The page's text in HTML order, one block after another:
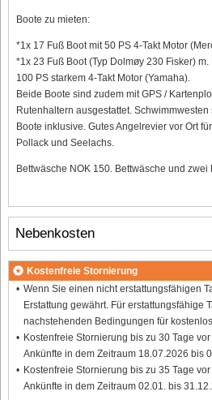
Boote zu mieten:
*1x 17 Fuß Boot mit 50 PS 4-Takt Motor
*1x 23 Fuß Boot (Typ Dolmøy 230 Fisker)
100 PS starkem 4-Takt Motor (Yamaha).
Beide Boote sind zudem mit GPS /
Rutenhaltern ausgestattet.
Boote inklusive. Gutes Angelrevier vor Ort
Pollack und Seelachs.
Bettwäsche NOK 150. Bettwäsche und
Nebenkosten
Kostenfreie Stornierung
Wenn Sie einen nicht erstattungsfähigen
Erstattung gewährt. Für erstattungsfähige
nachstehenden Bedingungen für
Kostenfreie Stornierung bis zu 30 Tage
Ankünfte in dem Zeitraum 18.07.2026 bis
Kostenfreie Stornierung bis zu 35 Tage
Ankünfte in dem Zeitraum 02.01. bis